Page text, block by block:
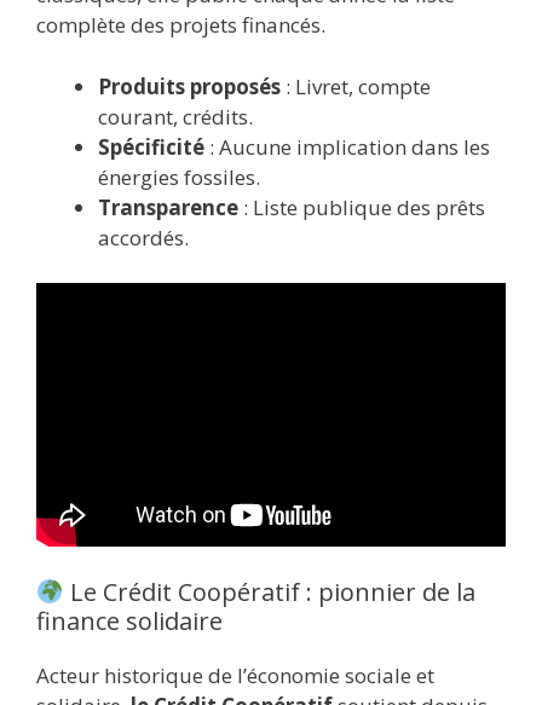
complète des projets financés.
Produits proposés : Livret, compte
courant, crédits.
Spécificité : Aucune implication dans les
énergies fossiles.
Transparence : Liste publique des prêts
accordés.
Le Crédit Coopératif : pionnier de la
finance solidaire
Acteur historique de l’économie sociale et